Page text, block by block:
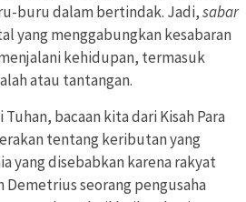
buru dalam bertindak. Jadi,sabar
yang menggabungkan kesabaran
kehidupan, termasuk
atau tantangan.
bacaan kita dari Kisah Para
tentang keributan yang
yang disebabkan karena rakyat
seorang pengusaha